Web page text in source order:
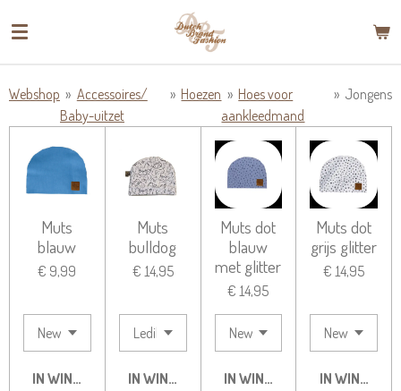
direct
hoofdinhoud
Webshop » Accessoires/
Baby-uitzet
» Hoezen » Hoes voor
aankleedmand
» Jongens
Muts
blauw
€ 9,99
IN WINKELWAGEN
Muts
bulldog
€ 14,95
IN WINKELWAGEN
Muts dot
blauw
met glitter
€ 14,95
IN WINKELWAGEN
Muts dot
grijs glitter
€ 14,95
IN